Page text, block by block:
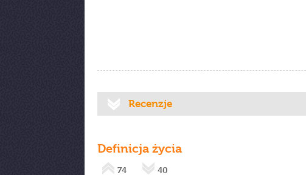
Recenzje
Definicja życia
74 40